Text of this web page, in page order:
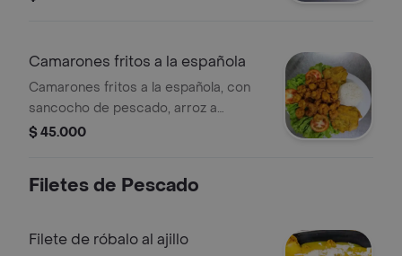
Camarones fritos a la española
Camarones fritos a la española, con
sancocho de pescado, arroz a
elección, patacón y ensalada .
$ 45.000
Filetes de Pescado
Filete de róbalo al ajillo